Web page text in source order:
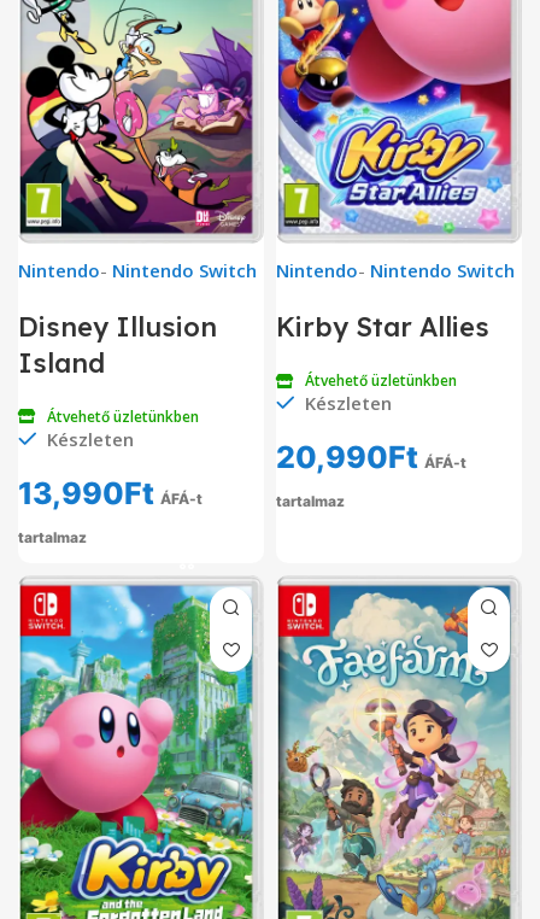
Nintendo- Nintendo Switch
Disney Illusion
Island
Átvehető üzletünkben
Készleten
13,990Ft ÁFÁ-t
tartalmaz
Nintendo- Nintendo Switch
Kirby Star Allies
Átvehető üzletünkben
Készleten
20,990Ft ÁFÁ-t
tartalmaz